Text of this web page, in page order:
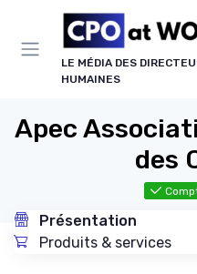
LE MÉDIA DES
HUMAINES
Apec
des
Présentation
Produits & services
Panneau de gestion des